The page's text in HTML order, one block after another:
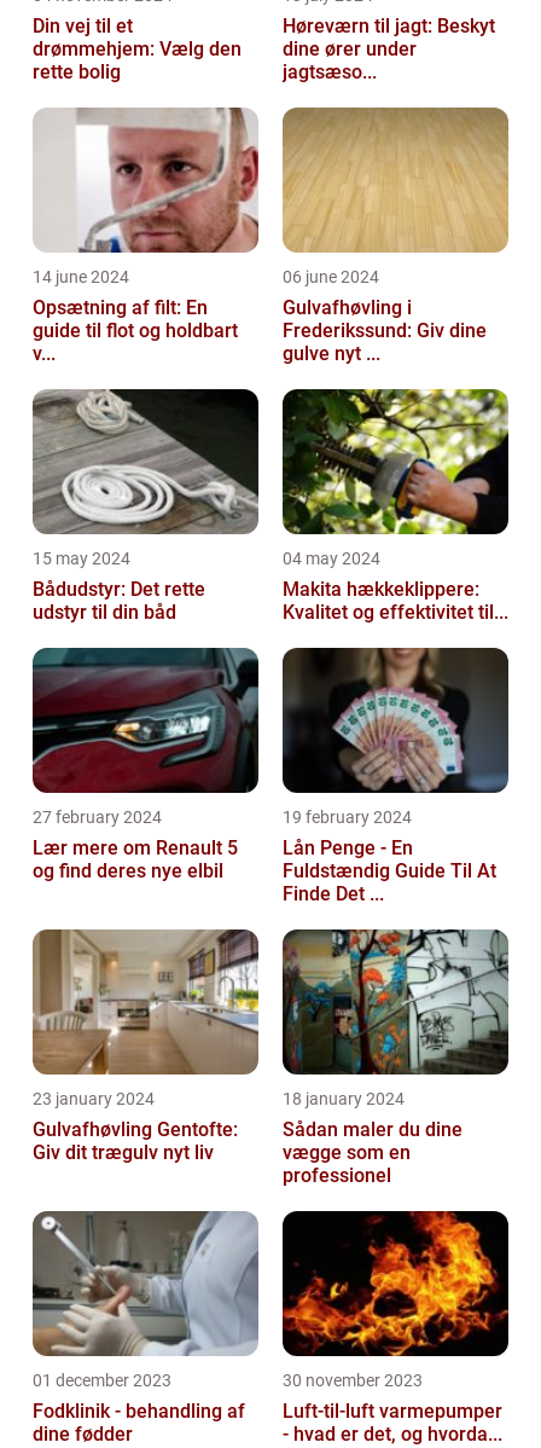
Din vej til et
drømmehjem: Vælg den
rette bolig
Høreværn til jagt: Beskyt
dine ører under
jagtsæso...
14 june 2024
Opsætning af filt: En
guide til flot og holdbart
v...
06 june 2024
Gulvafhøvling i
Frederikssund: Giv dine
gulve nyt ...
15 may 2024
Bådudstyr: Det rette
udstyr til din båd
04 may 2024
Makita hækkeklippere:
Kvalitet og effektivitet til...
27 february 2024
Lær mere om Renault 5
og find deres nye elbil
19 february 2024
Lån Penge - En
Fuldstændig Guide Til At
Finde Det ...
23 january 2024
Gulvafhøvling Gentofte:
Giv dit trægulv nyt liv
18 january 2024
Sådan maler du dine
vægge som en
professionel
01 december 2023
Fodklinik - behandling af
dine fødder
30 november 2023
Luft-til-luft varmepumper
- hvad er det, og hvorda...